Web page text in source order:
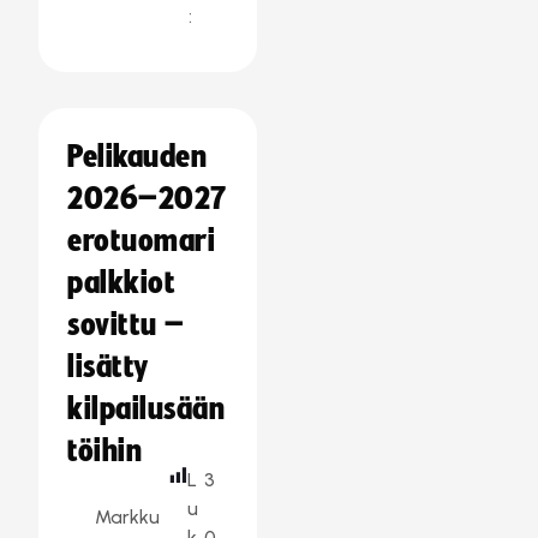
:
Pelikauden
2026–2027
erotuomari
palkkiot
sovittu –
lisätty
kilpailusään
töihin
Markku
L
u
3